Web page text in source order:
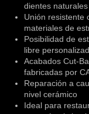
dientes naturales
Unión resistente
materiales de
Posibilidad de
libre
Acabados Cut-
fabricadas por
Reparación a
nivel cerámico
Ideal para